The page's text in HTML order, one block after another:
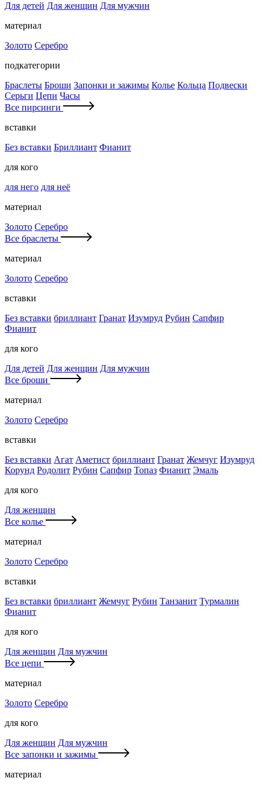
Для детей Для женщин Для мужчин
материал
Золото Серебро
подкатегории
Браслеты Броши Запонки и зажимы Колье Кольца Подвески
Серьги Цепи Часы
Все пирсинги
вставки
Без вставки Бриллиант Фианит
для кого
для него для неё
материал
Золото Серебро
Все браслеты
материал
Золото Серебро
вставки
Без вставки бриллиант Гранат Изумруд Рубин Сапфир
Фианит
для кого
Для детей Для женщин Для мужчин
Все броши
материал
Золото Серебро
вставки
Без вставки Агат Аметист бриллиант Гранат Жемчуг Изумруд
Корунд Родолит Рубин Сапфир Топаз Фианит Эмаль
для кого
Для женщин
Все колье
материал
Золото Серебро
вставки
Без вставки бриллиант Жемчуг Рубин Танзанит Турмалин
Фианит
для кого
Для женщин Для мужчин
Все цепи
материал
Золото Серебро
для кого
Для женщин Для мужчин
Все запонки и зажимы
материал